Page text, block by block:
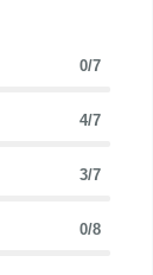
0/7
4/7
3/7
0/8